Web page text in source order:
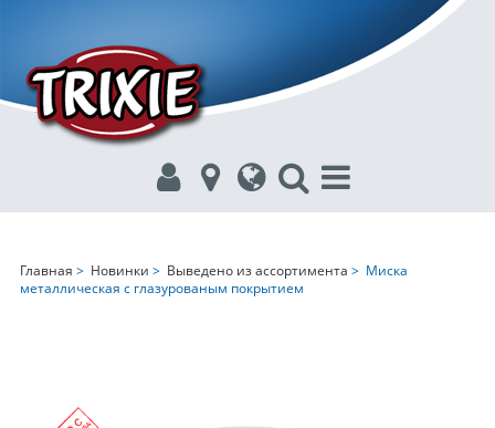
Главная > Новинки > Выведено из ассортимента > Миска
металлическая с глазурованым покрытием